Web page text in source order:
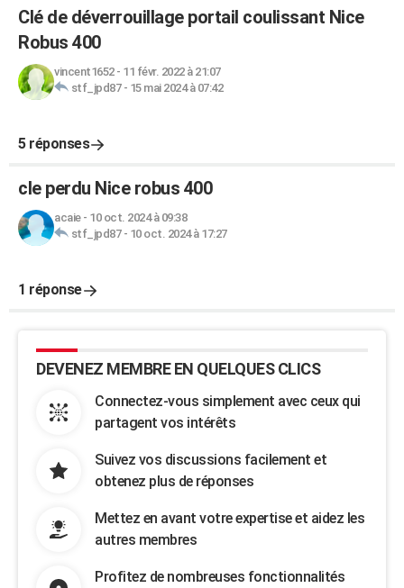
Clé de déverrouillage portail coulissant Nice
Robus 400
vincent1652- 11 févr. 2022 à 21:07
stf_jpd87- 15 mai 2024 à 07:42
5 réponses
cle perdu Nice robus 400
acaie- 10 oct. 2024 à 09:38
stf_jpd87- 10 oct. 2024 à 17:27
1 réponse
DEVENEZ MEMBRE EN QUELQUES CLICS
Connectez-vous simplement avec ceux qui
partagent vos intérêts
Suivez vos discussions facilement et
obtenez plus de réponses
Mettez en avant votre expertise et aidez les
autres membres
Profitez de nombreuses fonctionnalités